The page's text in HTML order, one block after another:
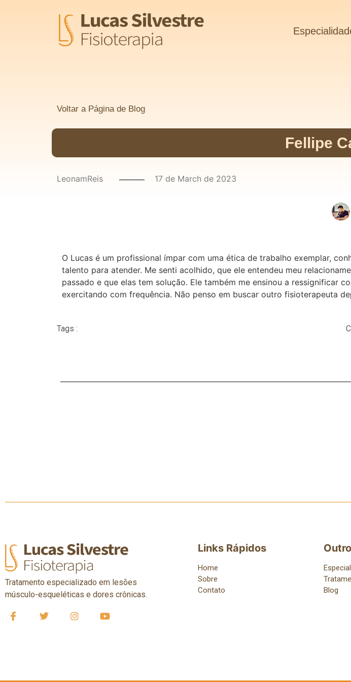
Voltar a Página de Blog
Fellipe
LeonamReis 17 de March de 2023
O Lucas é um profissional ímpar com uma ética de trabalho exemplar,
talento para atender. Me senti acolhido, que ele entendeu meu
passado e que elas tem solução. Ele também me ensinou a ressignificar
exercitando com frequência. Não penso em buscar outro fisioterapeuta
Tags :
Tratamento especializado em lesões
músculo-esqueléticas e dores crônicas.
Links Rápidos
Home
Sobre
Contato
Blog